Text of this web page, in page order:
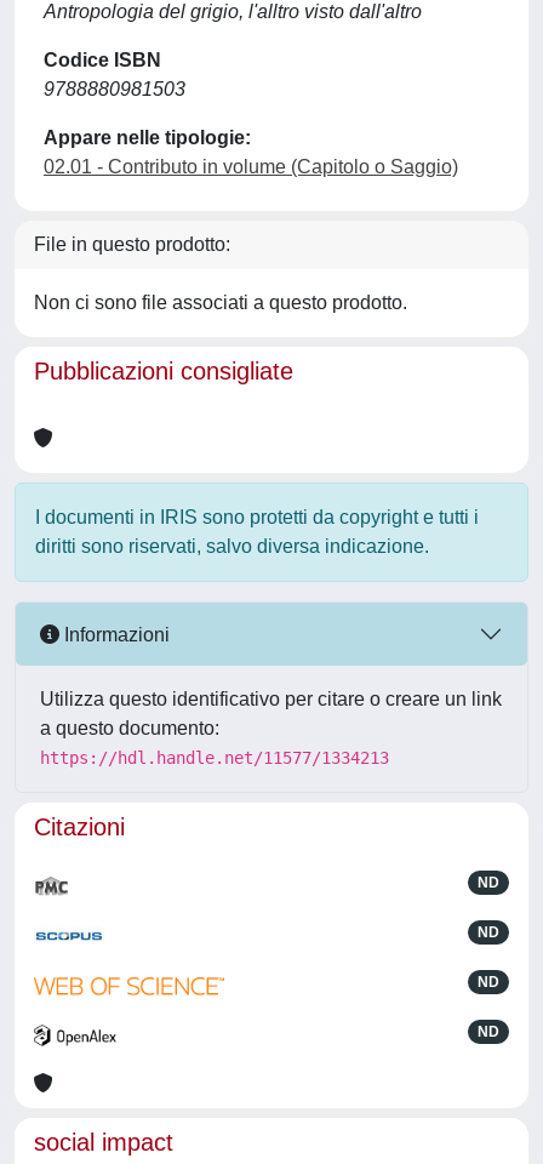
Antropologia del grigio, l'alltro visto dall'altro
Codice ISBN
9788880981503
Appare nelle tipologie:
02.01 - Contributo in volume (Capitolo o Saggio)
File in questo prodotto:
Non ci sono file associati a questo prodotto.
Pubblicazioni consigliate
I documenti in IRIS sono protetti da copyright e tutti i
diritti sono riservati, salvo diversa indicazione.
Informazioni
Utilizza questo identificativo per citare o creare un link
a questo documento:
https://hdl.handle.net/11577/1334213
Citazioni
ND
ND
ND
ND
social impact